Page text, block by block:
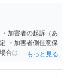
加害者の起訴（あ
・加害者側任意保
合は裁判） となり
で、率直にお答え